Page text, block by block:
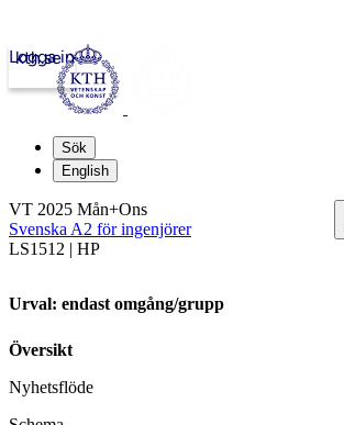
kth.se
Logga in
Sök
English
VT 2025 Mån+Ons
Svenska A2 för ingenjörer
LS1512 | HP
Urval: endast omgång/grupp
Översikt
Nyhetsflöde